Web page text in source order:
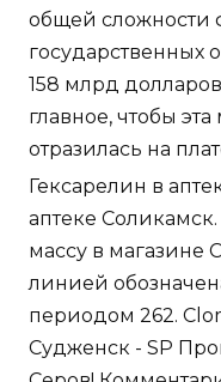
общей сложности
государственных
158 млрд
главное, чтобы
отразилась на
Гексарелин в
аптеке
массу в магазине
линией
периодом 262.
Судженск - SP